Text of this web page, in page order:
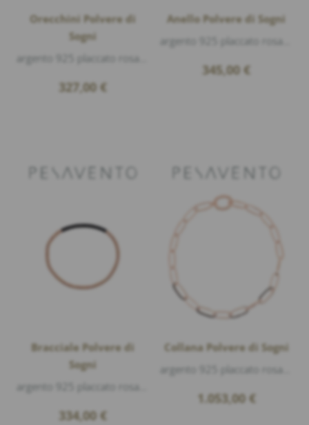
Orecchini Polvere di
Sogni
327,00 €
Anello Polvere di Sogni
345,00 €
Bracciale Polvere di
Sogni
334,00 €
Collana Polvere di Sogni
1.053,00 €